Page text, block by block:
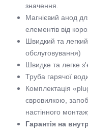
значення.
Магнієвий анод
елементів від
Швидкий та
обслуговування)
Швидке та легке
Труба гарячої
Комплектація
євровилкою,
настінного
Гарантія на